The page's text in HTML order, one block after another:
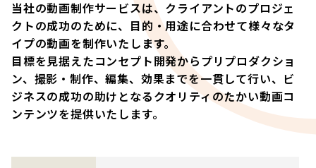
当社の動画制作サービスは、クライアントのプロジェ
クトの成功のために、目的・用途に合わせて様々なタ
イプの動画を制作いたします。
目標を見据えたコンセプト開発からプリプロダクショ
ン、撮影・制作、編集、効果までを一貫して行い、ビ
ジネスの成功の助けとなるクオリティのたかい動画コ
ンテンツを提供いたします。